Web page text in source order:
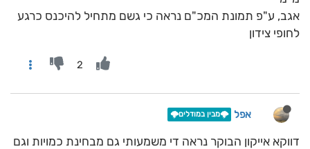
אגב, ע"פ תמונת המכ"ם נראה כי גשם מתחיל להיכנס כרגע
לחופי צידון
2
אפל 🌩️מבין במודלים🌩️
דווקא אייקון הבוקר נראה די משמעותי גם מבחינת כמויות וגם